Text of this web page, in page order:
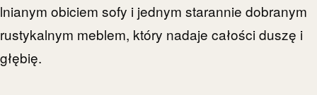
lnianym obiciem sofy i jednym starannie dobranym
rustykalnym meblem, który nadaje całości duszę i
głębię.